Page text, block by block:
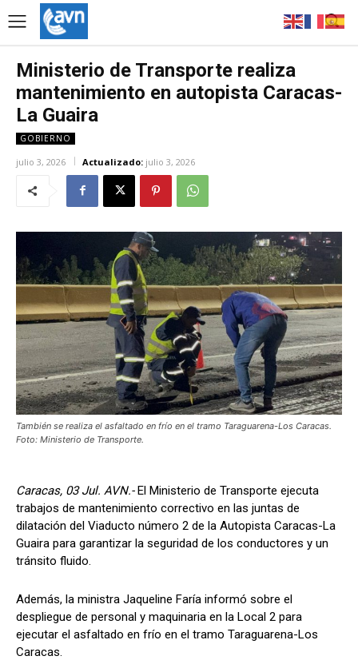
Ministerio de Transporte realiza
mantenimiento en autopista Caracas-
La Guaira
GOBIERNO
julio 3, 2026 Actualizado: julio 3, 2026
También se realiza el asfaltado en frío en el tramo Taraguarena-Los Caracas.
Foto: Ministerio de Transporte.
Caracas, 03 Jul. AVN.-El Ministerio de Transporte ejecuta
trabajos de mantenimiento correctivo en las juntas de
dilatación del Viaducto número 2 de la Autopista Caracas-La
Guaira para garantizar la seguridad de los conductores y un
tránsito fluido.
Además, la ministra Jaqueline Faría informó sobre el
despliegue de personal y maquinaria en la Local 2 para
ejecutar el asfaltado en frío en el tramo Taraguarena-Los
Caracas.